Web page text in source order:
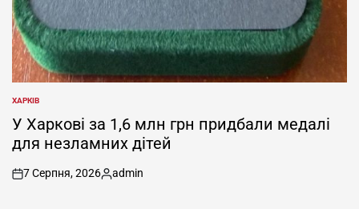
ОПУБЛІКУВАТИ
У
ХАРКІВ
У Харкові за 1,6 млн грн придбали медалі
для незламних дітей
on
7 Серпня, 2026
Опубліковано
admin